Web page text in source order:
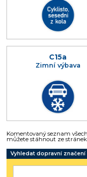
C15a
Zimní výbava
Komentovaný seznam
můžete stáhnout ze stránek
Vyhledat dopravní značení